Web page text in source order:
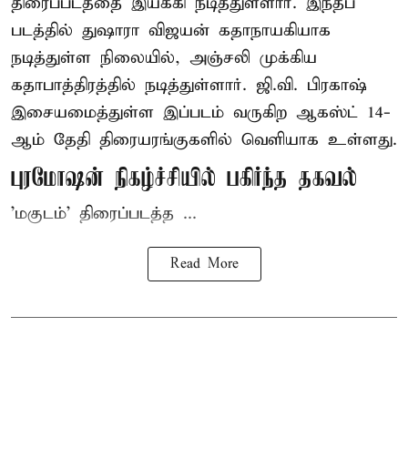
படத்தில் துஷாரா விஜயன் கதாநாயகியாக
நடித்துள்ள நிலையில், அஞ்சலி முக்கிய
கதாபாத்திரத்தில் நடித்துள்ளார். ஜி.வி. பிரகாஷ்
இசையமைத்துள்ள இப்படம் வருகிற ஆகஸ்ட் 14-
ஆம் தேதி திரையரங்குகளில் வெளியாக உள்ளது.
புரமோஷன் நிகழ்ச்சியில் பகிர்ந்த தகவல்
'மகுடம்' திரைப்படத்த ...
Read More